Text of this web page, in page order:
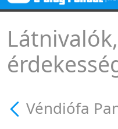
Véndiófa
Látnivalók,
Véndiófa